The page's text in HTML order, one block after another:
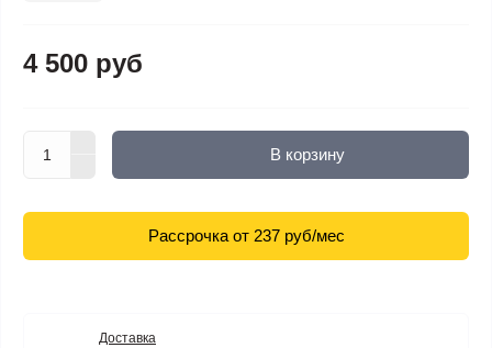
4 500 руб
В корзину
Рассрочка от 237 руб/мес
Доставка